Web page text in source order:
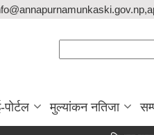
पोर्टल मुल्यांकन नतिजा